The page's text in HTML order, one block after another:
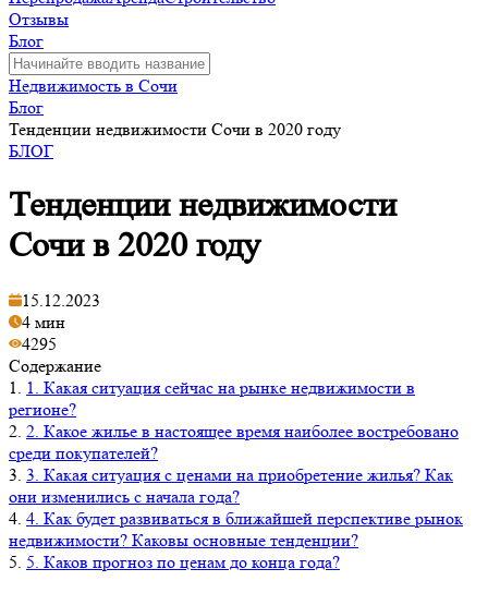
Отзывы
Блог
Недвижимость в Сочи
Блог
Тенденции недвижимости Сочи в 2020 году
БЛОГ
Тенденции недвижимости
Сочи в 2020 году
15.12.2023
4 мин
4295
Содержание
1. 1. Какая ситуация сейчас на рынке недвижимости в
регионе?
2. 2. Какое жилье в настоящее время наиболее востребовано
среди покупателей?
3. 3. Какая ситуация с ценами на приобретение жилья? Как
они изменились с начала года?
4. 4. Как будет развиваться в ближайшей перспективе рынок
недвижимости? Каковы основные тенденции?
5. 5. Каков прогноз по ценам до конца года?